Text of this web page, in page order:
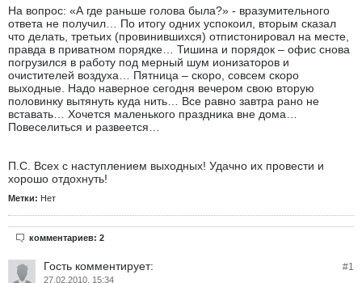
На вопрос: «А где раньше голова была?» - вразумительного
ответа не получил… По итогу одних успокоил, вторым сказал
что делать, третьих (провинившихся) отпистонировал на месте,
правда в приватном порядке… Тишина и порядок – офис снова
погрузился в работу под мерный шум ионизаторов и
очистителей воздуха… Пятница – скоро, совсем скоро
выходные. Надо наверное сегодня вечером свою вторую
половинку вытянуть куда нить… Все равно завтра рано не
вставать… Хочется маленького праздника вне дома…
Повеселиться и развеется…
П.С. Всех с наступлением выходных! Удачно их провести и
хорошо отдохнуть!
Метки: Нет
комментариев: 2
#1
Гость комментирует:
27.02.2010, 15:34